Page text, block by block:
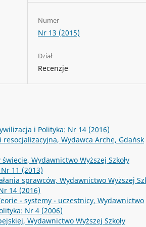
Numer
Nr 13 (2015)
Dział
Recenzje
i Polityka: Nr 14 (2016)
Wydawca Arche, Gdańsk
Wydawnictwo Wyższej Szkoły
11 (2013)
sprawców, Wydawnictwo Wyższej
14 (2016)
- systemy - uczestnicy, Wydawnictwo
Nr 4 (2006)
Wydawnictwo Wyższej Szkoły